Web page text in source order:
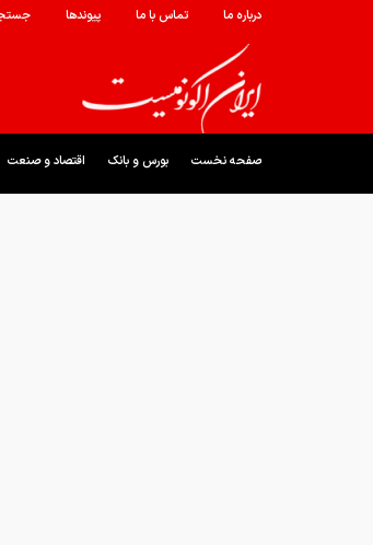
درباره ما تماس با ما پیوندها
صفحه نخست بورس و بانک اقتصاد و صنعت